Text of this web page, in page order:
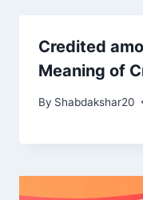
Credited
Meaning of
By Shabdakshar20